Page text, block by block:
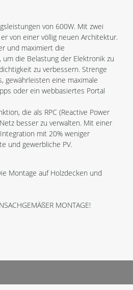
von 600W. Mit zwei
von einer völlig neuen Architektur.
und maximiert die
die Belastung der Elektronik zu
zu verbessern. Strenge
gewährleisten eine maximale
oder ein webbasiertes Portal
die als RPC (Reactive Power
besser zu verwalten. Mit einer
mit 20% weniger
und gewerbliche PV.
Montage auf Holzdecken und
MONTAGE!